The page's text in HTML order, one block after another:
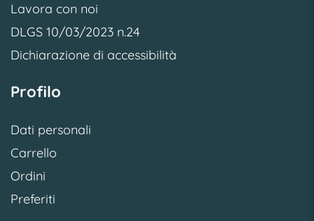
Lavora con noi
DLGS 10/03/2023 n.24
Dichiarazione di accessibilità
Profilo
Dati personali
Carrello
Ordini
Preferiti